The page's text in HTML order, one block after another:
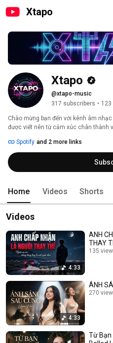
Xtapo
Xtapo
@xtapo-music
317 subscribers • 123
Chào mừng bạn đến với kênh âm
được viết nên từ cảm xúc chân thành
mong rằng sẽ chạm đến trái tim và
cùng lắng nghe và cảm nhận nhé!
Spotify and 2 more links
Home Videos Shorts
Videos
4:33
ANH
THAY
135
4:33
ÁNH
270
Từ Bạn